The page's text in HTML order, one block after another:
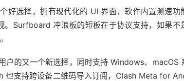
好选择，拥有现代化的 UI 界面，软件内置测速功
。Surfboard 冲浪板的短板在于协议支持，如果不
户的又一个新选择，同时支持 Windows、macOS
也支持跨设备二维码导入订阅，Clash Meta for